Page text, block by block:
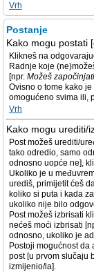
Vrh
Postanje
Kako mogu postati
Klikneš na
Radnje koje
[npr. Možeš
Ovisno o tome kako
omogućeno svima ili,
Vrh
Kako mogu urediti/
Post možeš urediti/
tako odredio, samo
odnosno uopće ne],
Ukoliko je u
urediš, primijetit ćeš
koliko si puta i kada
ukoliko nije bilo
Post možeš izbrisati
nećeš moći izbrisati
odnosno, ukoliko je
Postoji mogućnost
post [u prvom slučaju
izmijenio/la].